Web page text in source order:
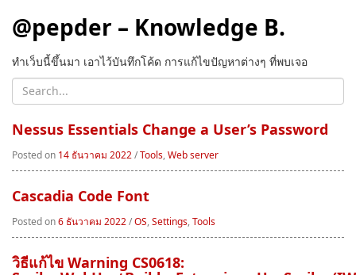
@pepder – Knowledge B.
ทำเว็บนี้ขึ้นมา เอาไว้บันทึกโค้ด การแก้ไขปัญหาต่างๆ ที่พบเจอ
Nessus Essentials Change a User’s Password
Posted on 14 ธันวาคม 2022/Tools,Web server
Cascadia Code Font
Posted on6 ธันวาคม 2022/OS,Settings,Tools
วิธีแก้ไข Warning CS0618: